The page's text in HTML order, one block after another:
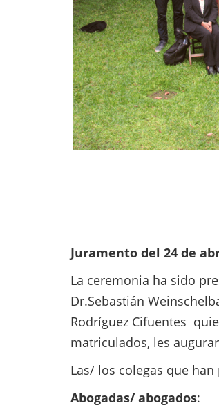
Juramento del 24 de
La ceremonia ha sido
Dr.Sebastián
Rodríguez Cifuentes
matriculados, les
Las/ los colegas que
Abogadas/ abogados: